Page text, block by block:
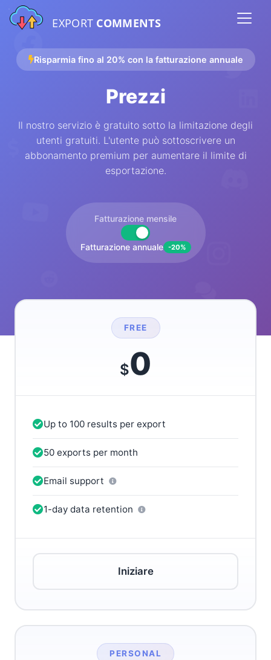
EXPORT COMMENTS
Risparmia fino al 20% con la fatturazione annuale
Prezzi
Il nostro servizio è gratuito sotto la limitazione degli
utenti gratuiti. L'utente può sottoscrivere un
abbonamento premium per aumentare il limite di
esportazione.
Fatturazione mensile
Fatturazione annuale -20%
FREE
$0
Up to 100 results per export
50 exports per month
Email support
1-day data retention
Iniziare
PERSONAL